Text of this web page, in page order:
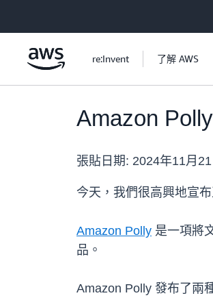
re:Invent 了解 AWS
Amazon
張貼日期: 2024年11月21
今天，我們很高興地宣
Amazon Polly 是一項將
品。
Amazon Polly 發布了兩